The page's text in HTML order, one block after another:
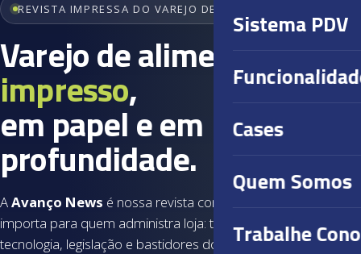
Sistema PDV
Cases
Quem Somos
Trabalhe
REVISTA IMPRESSA DO VAREJO DE ALIMENTOS
Varejo de alimentos
impresso,
em papel e em
profundidade.
AAvanço News é nossa revista com o que realmente
importa para quem administra loja: tendências, cases,
tecnologia, legislação e bastidores do varejo de